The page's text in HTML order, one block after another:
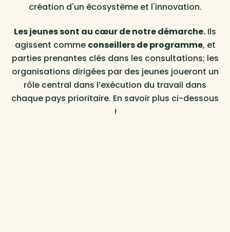
création d'un écosystème et l'innovation.
Les jeunes sont au cœur de notre démarche. Ils
agissent comme conseillers de programme, et
parties prenantes clés dans les consultations; les
organisations dirigées par des jeunes joueront un
rôle central dans l’exécution du travail dans
chaque pays prioritaire. En savoir plus ci-dessous
!